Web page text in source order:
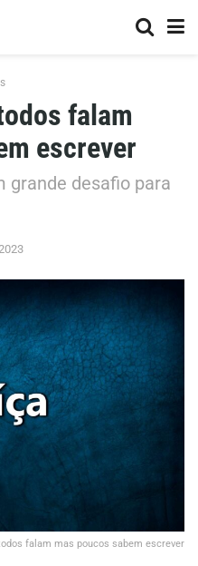
falam
escrever
grande desafio para
falam mas poucos sabem escrever